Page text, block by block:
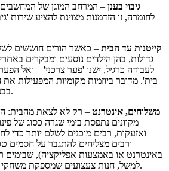
גיבוי בענן – המרחב המוגן של
לחומרה, זו הזדמנות מצוינת להציע שירות
קייטנות עד הבית – כאשר הורים חוששים
גדולות, בהן הילדים נוסעים ומבקרים
לעבודה כרגיל, ישנו 'פער צרכני' – ואל
בית'. מדובר ביוזמות מקומיות המפעילות את
בבניין המגורים או בבניין סמוך.
משלוחים, אינטרנט – רק לא לצאת מהבית:
מקוונים נתפסת בימי שגרה כסוג של
ואזעקות, רבים מוכנים לשלם יותר כדי
ורבים מצליחים להתגבר על חסמים
באינטרנט או באמצעות אפליקציה), שבימים
למשל, חנות צעצועים שמספקת משחקי קופסה וצעצועים עד הבית.